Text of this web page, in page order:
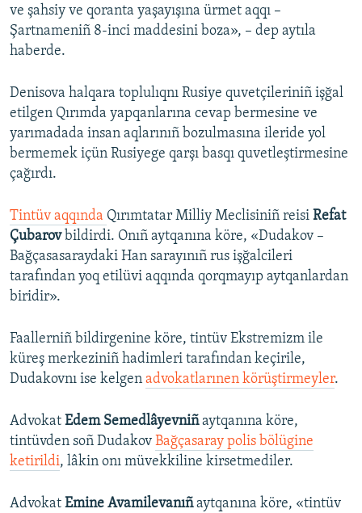
ve şahsiy ve qoranta yaşayışına ürmet aqqı –
Şartnameniñ 8-inci maddesini boza», – dep aytıla
haberde.
Denisova halqara toplulıqnı Rusiye quvetçileriniñ işğal
etilgen Qırımda yapqanlarına cevap bermesine ve
yarımadada insan aqlarınıñ bozulmasına ileride yol
bermemek içün Rusiyege qarşı basqı quvetleştirmesine
çağırdı.
Tintüv aqqında Qırımtatar Milliy Meclisiniñ reisi Refat
Çubarovbildirdi. Onıñ aytqanına köre, «Dudakov –
Bağçasasaraydaki Han sarayınıñ rus işğalcileri
tarafından yoq etilüvi aqqında qorqmayıp aytqanlardan
biridir».
Faallerniñ bildirgenine köre, tintüv Ekstremizm ile
küreş merkeziniñ hadimleri tarafından keçirile,
Dudakovnı ise kelgen advokatlarınen körüştirmeyler.
Advokat Edem Semedlâyevniñaytqanına köre,
tintüvden soñ Dudakov Bağçasaray polis bölügine
ketirildi, lâkin onı müvekkiline kirsetmediler.
Advokat Emine Avamilevanıñaytqanına köre, «tintüv